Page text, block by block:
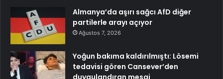
Almanya’da aşırı sağcı AfD diğer
partilerle arayı açıyor
Ağustos 7, 2026
Yoğun bakıma kaldırılmıştı: Lösemi
tedavisi gören Cansever’den